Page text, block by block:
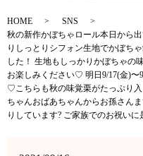
HOME
SNS
秋の新作かぼちゃロール本日から
りしっとりシフォン生地でかぼち
した！ 生地もしっかりかぼちゃの
お楽しみください♡ 明日9/17(金)〜
♡こちらも秋の味覚栗がたっぷり
ちゃんおばあちゃんからお孫さん
りしています? ご家族でのお祝いに